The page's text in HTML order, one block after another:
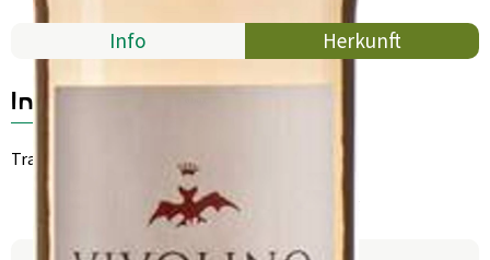
Aktuelles
B2B Info Herkunft
Info
Trauben*; Antioxidantien: Sulfite
aus kontrolliert ökologischer Erzeugung